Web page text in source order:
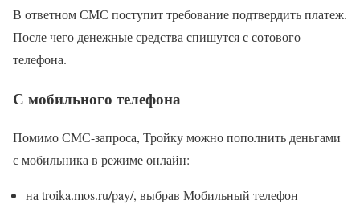
В ответном СМС поступит требование подтвердить платеж.
После чего денежные средства спишутся с сотового
телефона.
С мобильного телефона
Помимо СМС-запроса, Тройку можно пополнить деньгами
с мобильника в режиме онлайн:
на troika.mos.ru/pay/, выбрав Мобильный телефон